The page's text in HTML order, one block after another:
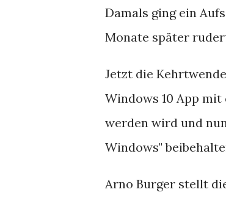
Damals ging ein
Monate später
Jetzt die
Windows 10 App
werden wird und
Windows"
Arno Burger stellt